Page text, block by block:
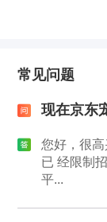
常见问题
现在京东
您好，很
已 经限制
平...